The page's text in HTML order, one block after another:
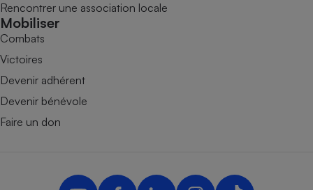
Rencontrer une association locale
Mobiliser
Combats
Victoires
Devenir adhérent
Devenir bénévole
Faire un don